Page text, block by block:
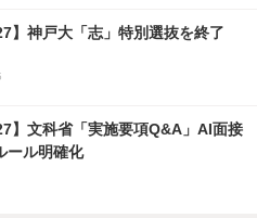
】神戸大「志」特別選抜を終了
】文科省「実施要項Q&A」AI面接
ール明確化